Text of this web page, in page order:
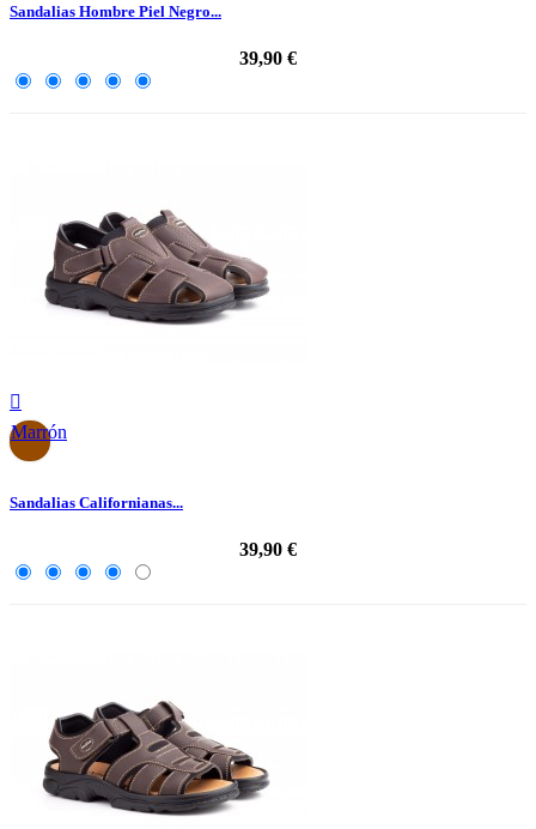
Sandalias Hombre Piel Negro...
39,90 €

Marrón
Sandalias Californianas...
39,90 €